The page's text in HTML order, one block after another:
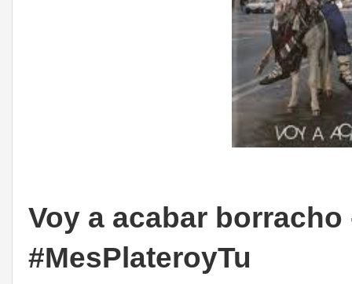
Voy a acabar borracho
#MesPlateroyTu